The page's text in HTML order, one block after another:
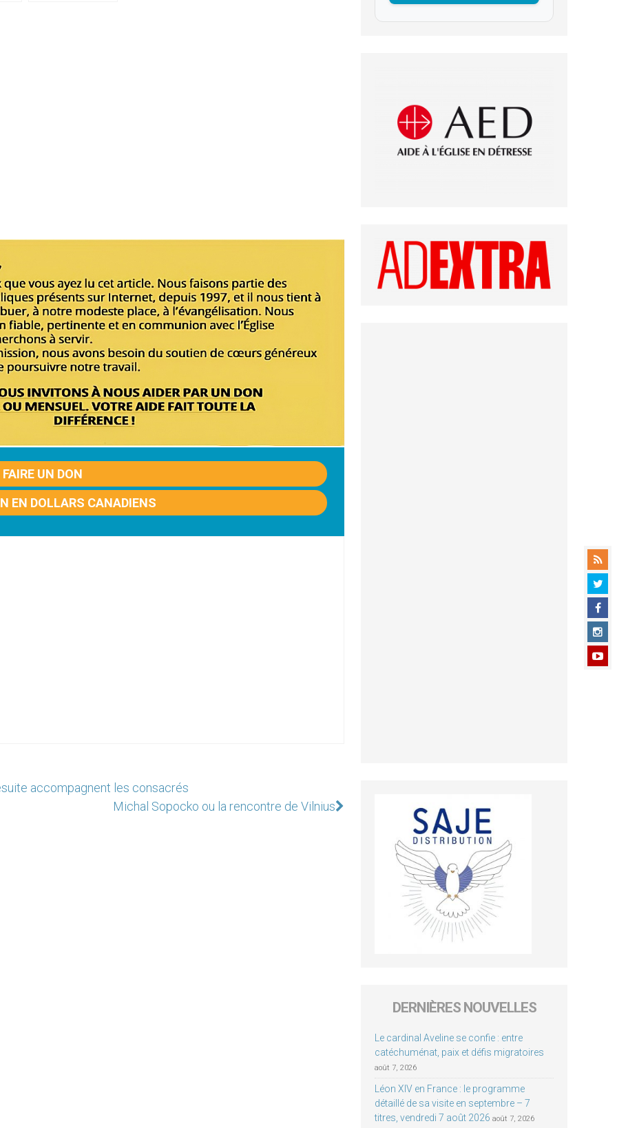
FAIRE UN DON
EN DOLLARS CANADIENS
accompagnent les consacrés
Michal Sopocko ou la rencontre de Vilnius
DERNIÈRES NOUVELLES
Le cardinal Aveline se confie : entre
catéchuménat, paix et défis migratoires
août 7, 2026
Léon XIV en France : le programme
détaillé de sa visite en septembre – 7
titres, vendredi 7 août 2026 août 7, 2026